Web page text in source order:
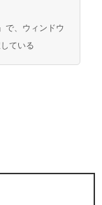
で、ウィンドウ
ている